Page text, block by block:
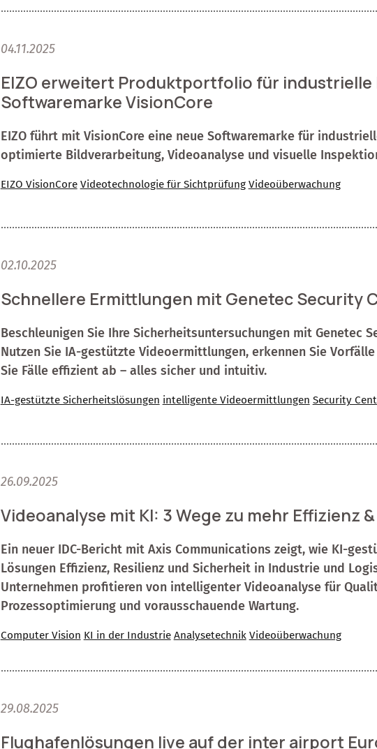
04.11.2025
EIZO erweitert Produktportfolio für industrielle
Softwaremarke VisionCore
EIZO führt mit VisionCore eine neue Softwaremarke für
optimierte Bildverarbeitung, Videoanalyse und visuelle
EIZO VisionCore Videotechnologie für Sichtprüfung Videoüberwachung
02.10.2025
Schnellere Ermittlungen mit Genetec Security
Beschleunigen Sie Ihre Sicherheitsuntersuchungen mit Genetec
Nutzen Sie IA-gestützte Videoermittlungen, erkennen Sie
Sie Fälle effizient ab – alles sicher und intuitiv.
IA-gestützte Sicherheitslösungen intelligente Videoermittlungen Security
26.09.2025
Videoanalyse mit KI: 3 Wege zu mehr Effizienz
Ein neuer IDC-Bericht mit Axis Communications zeigt, wie KI-
Lösungen Effizienz, Resilienz und Sicherheit in Industrie und
Unternehmen profitieren von intelligenter Videoanalyse für
Prozessoptimierung und vorausschauende Wartung.
Computer Vision KI in der Industrie Analysetechnik Videoüberwachung
29.08.2025
Flughafenlösungen live auf der inter airport